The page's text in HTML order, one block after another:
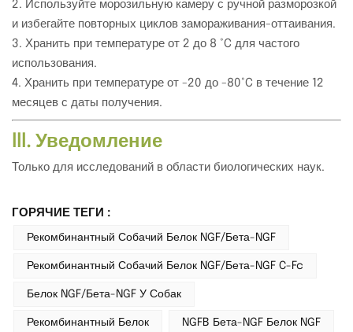
2. Используйте морозильную камеру с ручной разморозкой
и избегайте повторных циклов замораживания-оттаивания.
3. Хранить при температуре от 2 до 8 °C для частого
использования.
4. Хранить при температуре от -20 до -80°C в течение 12
месяцев с даты получения.
III. Уведомление
Только для исследований в области биологических наук.
ГОРЯЧИЕ ТЕГИ :
Рекомбинантный Собачий Белок NGF/бета-NGF
Рекомбинантный Собачий Белок NGF/бета-NGF C-Fc
Белок NGF/бета-NGF У Собак
Рекомбинантный Белок NGFB Бета-NGF Белок NGF